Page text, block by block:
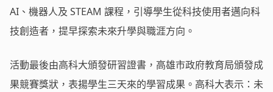
AI、機器人及 STEAM 課程，引導學生從科技使用者邁向科
技創造者，提早探索未來升學與職涯方向。
活動最後由高科大頒發研習證書，高雄市政府教育局頒發成
果競賽獎狀，表揚學生三天來的學習成果。高科大表示：未